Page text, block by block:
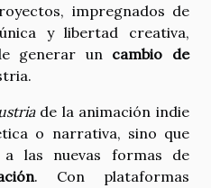
impregnados de
y libertad creativa,
generar un cambio de
de la animación indie
o narrativa, sino que
las nuevas formas de
. Con plataformas